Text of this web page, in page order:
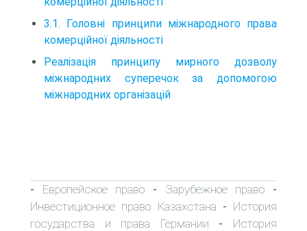
3.1. Головні принципи міжнародного права
комерційної діяльності
Реалізація принципу мирного дозволу
міжнародних суперечок за допомогою
міжнародних організацій
- Европейское право - Зарубежное право -
Инвестиционное право Казахстана - История
государства и права Германии - История